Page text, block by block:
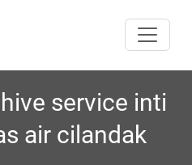
nti
Solar |
Roynal's
Melayani semua
service inti
air cilandak